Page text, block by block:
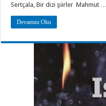
Sertçala, Bir dizi şiirler Mahmut …
Devamını Oku